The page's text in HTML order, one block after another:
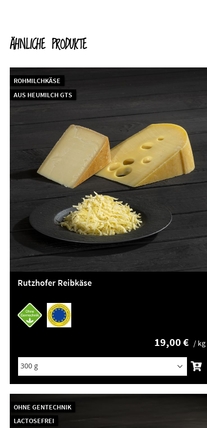
ÄHNLICHE PRODUKTE
ROHMILCHKÄSE
AUS HEUMILCH GTS
Rutzhofer Reibkäse
19,00 € / kg
OHNE GENTECHNIK
LACTOSEFREI